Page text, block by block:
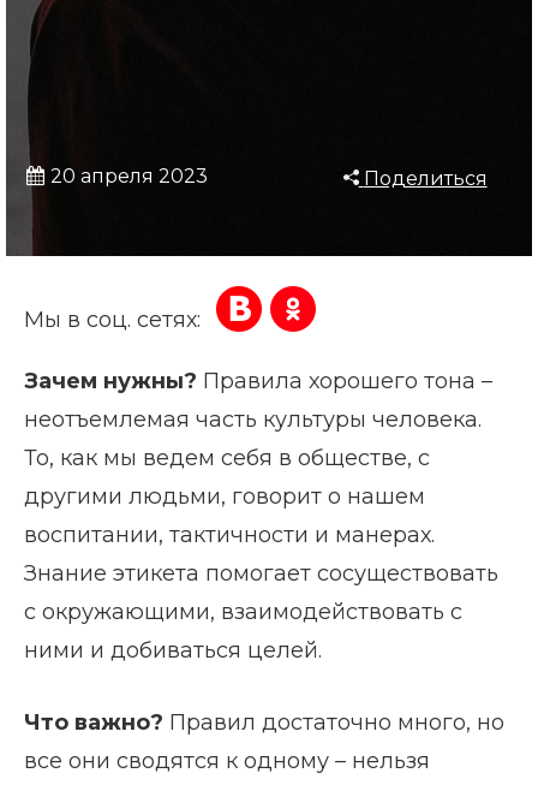
20 апреля 2023 Поделиться
Мы в соц. сетях:
Зачем нужны? Правила хорошего тона –
неотъемлемая часть культуры человека.
То, как мы ведем себя в обществе, с
другими людьми, говорит о нашем
воспитании, тактичности и манерах.
Знание этикета помогает сосуществовать
с окружающими, взаимодействовать с
ними и добиваться целей.
Что важно? Правил достаточно много, но
все они сводятся к одному – нельзя